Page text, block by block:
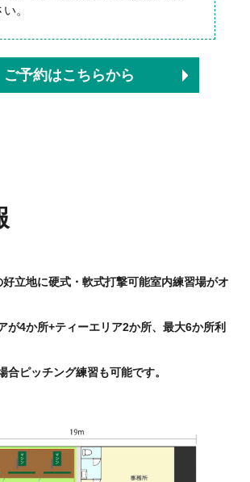
。
ご予約はこちらから
立地に硬式・軟式打撃可能室内練習場がオ
が4か所+ティーエリア2か所、最大6か所利
合ピッチング練習も可能です。